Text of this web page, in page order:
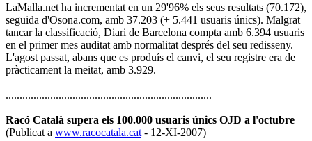
LaMalla.net ha incrementat en un 29'96% els seus resultats (70.172),
seguida d'Osona.com, amb 37.203 (+ 5.441 usuaris únics). Malgrat
tancar la classificació, Diari de Barcelona compta amb 6.394 usuaris
en el primer mes auditat amb normalitat després del seu redisseny.
L'agost passat, abans que es produís el canvi, el seu registre era de
pràcticament la meitat, amb 3.929.
..........................................................................
Racó Català supera els 100.000 usuaris únics OJD a l'octubre
(Publicat a www.racocatala.cat - 12-XI-2007)